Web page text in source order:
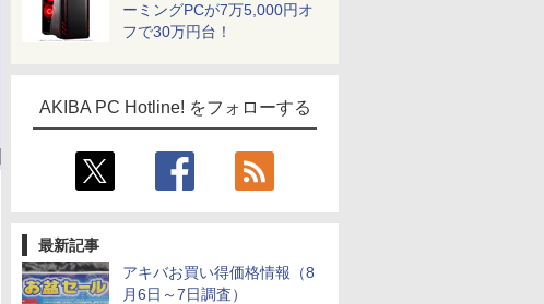
ーミングPCが7万5,000円オ
フで30万円台！
AKIBA PC Hotline! をフォローする
最新記事
アキバお買い得価格情報（8
月6日～7日調査）